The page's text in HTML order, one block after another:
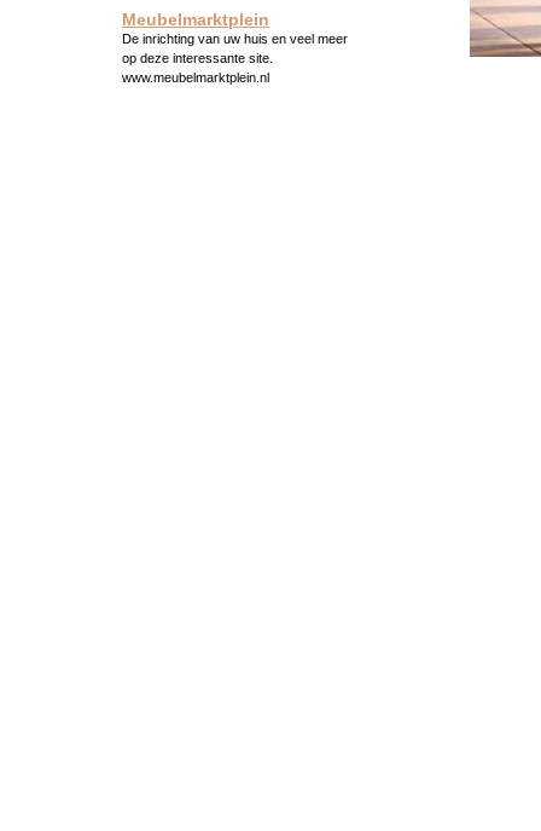
Meubelmarktplein
De inrichting van uw huis en veel meer
op deze interessante site.
www.meubelmarktplein.nl